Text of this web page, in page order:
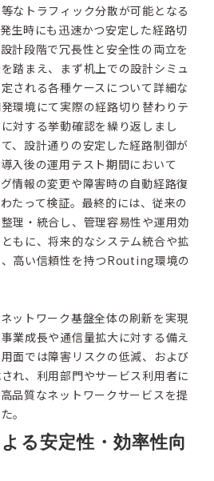
なトラフィック分散が可能となる
生時にも迅速かつ安定した経路切
計段階で冗長性と安全性の両立を
踏まえ、まず机上での設計シミュ
される各種ケースについて詳細な
環境にて実際の経路切り替わりテ
対する挙動確認を繰り返しまし
、設計通りの安定した経路制御が
入後の運用テスト期間において
情報の変更や障害時の自動経路復
たって検証。最終的には、従来の
理・統合し、管理容易性や運用効
もに、将来的なシステム統合や拡
高い信頼性を持つRouting環境の
ットワーク基盤全体の刷新を実現
業成長や通信量拡大に対する備え
面では障害リスクの低減、および
れ、利用部門やサービス利用者に
品質なネットワークサービスを提
。
る安定性・効率性向